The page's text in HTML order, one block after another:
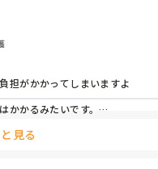
担がかかってしまいますよ
かかるみたいです。
。
見る